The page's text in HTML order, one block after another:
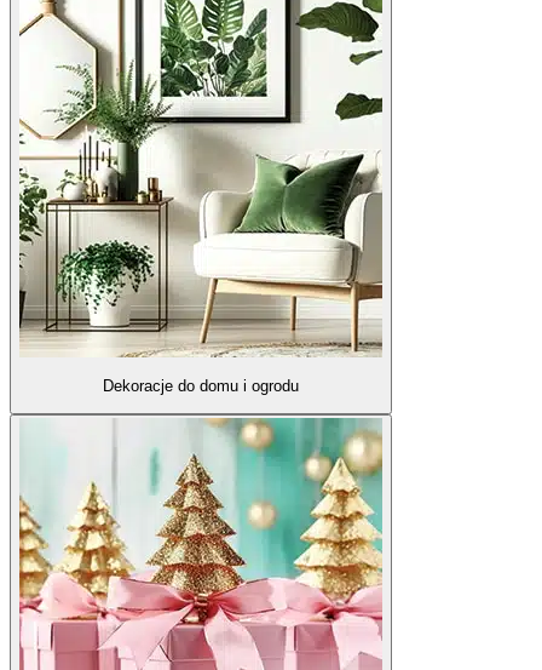
Dekoracje do domu i ogrodu